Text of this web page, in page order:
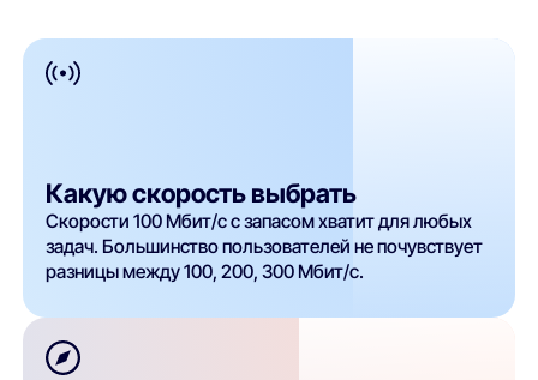
Какую скорость выбрать
Скорости 100 Мбит/с с запасом хватит для любых
задач. Большинство пользователей не почувствует
разницы между 100, 200, 300 Мбит/с.